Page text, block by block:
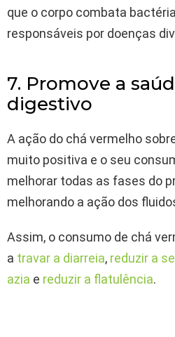
que o corpo combata
responsáveis por doenças
7. Promove a
digestivo
A ação do chá vermelho
muito positiva e o seu
melhorar todas as fases do
melhorando a ação dos
Assim, o consumo de chá
a travar a diarreia, reduzir a
azia e reduzir a flatulência.